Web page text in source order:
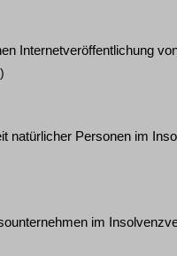
Internetveröffentlichung
natürlicher Personen im
im